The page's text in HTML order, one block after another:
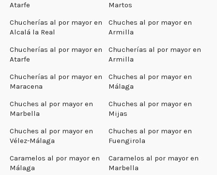
Atarfe
Martos
Chucherías al por mayor en
Alcalá la Real
Chuches al por mayor en
Armilla
Chucherías al por mayor en
Atarfe
Chucherías al por mayor en
Armilla
Chucherías al por mayor en
Maracena
Chuches al por mayor en
Málaga
Chuches al por mayor en
Marbella
Chuches al por mayor en
Mijas
Chuches al por mayor en
Vélez-Málaga
Chuches al por mayor en
Fuengirola
Caramelos al por mayor en
Málaga
Caramelos al por mayor en
Marbella